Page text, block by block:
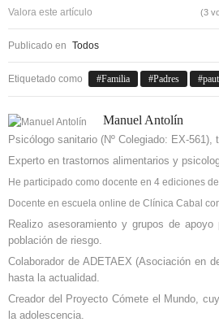
Valora este artículo (3
Publicado en Todos
Etiquetado como Familia Padres
Manuel Antolín
Psicólogo sanitario (Nº Colegiado: EX-561),
Experto en trastornos alimentarios y
He participado como docente en 4 ediciones
Docente en escuela online de Clínica Cabal
Realizo asesoramiento y grupos de
población de riesgo.
Colaborador de ADETAEX (Asociación en
hasta la actualidad.
Creador del Proyecto Cómete el Mundo,
la adolescencia.